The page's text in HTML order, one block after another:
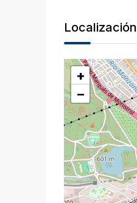
Localización
+
−